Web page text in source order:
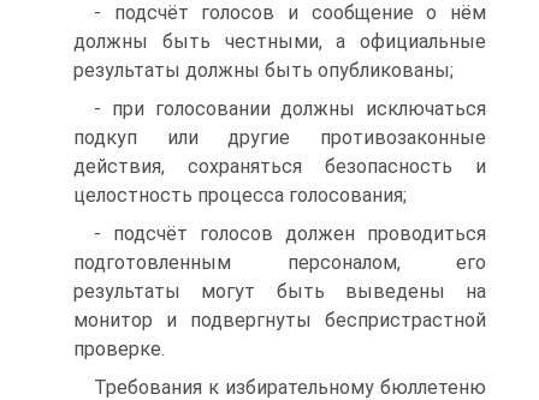
- подсчёт голосов и сообщение о нём
должны быть честными, а официальные
результаты должны быть опубликованы;
- при голосовании должны исключаться
подкуп или другие противозаконные
действия, сохраняться безопасность и
целостность процесса голосования;
- подсчёт голосов должен проводиться
подготовленным персоналом, его
результаты могут быть выведены на
монитор и подвергнуты беспристрастной
проверке.
Требования к избирательному бюллетеню